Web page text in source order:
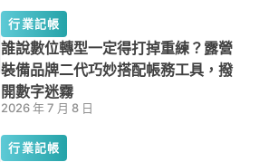
行業記帳
誰說數位轉型一定得打掉重練？露營
裝備品牌二代巧妙搭配帳務工具，撥
開數字迷霧
2026 年 7 月 8 日
行業記帳